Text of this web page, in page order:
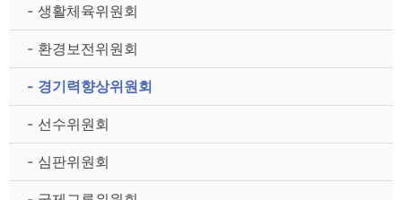
- 생활체육위원회
- 환경보전위원회
- 경기력향상위원회
- 선수위원회
- 심판위원회